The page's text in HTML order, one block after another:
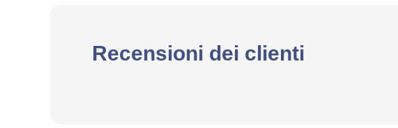
Recensioni dei clienti